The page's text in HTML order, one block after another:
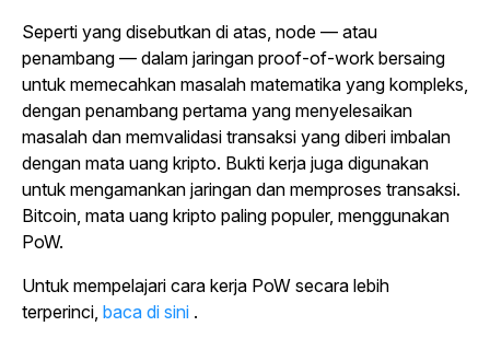
Seperti yang disebutkan di atas, node — atau
penambang — dalam jaringan proof-of-work bersaing
untuk memecahkan masalah matematika yang kompleks,
dengan penambang pertama yang menyelesaikan
masalah dan memvalidasi transaksi yang diberi imbalan
dengan mata uang kripto. Bukti kerja juga digunakan
untuk mengamankan jaringan dan memproses transaksi.
Bitcoin, mata uang kripto paling populer, menggunakan
PoW.
Untuk mempelajari cara kerja PoW secara lebih
terperinci, baca di sini .